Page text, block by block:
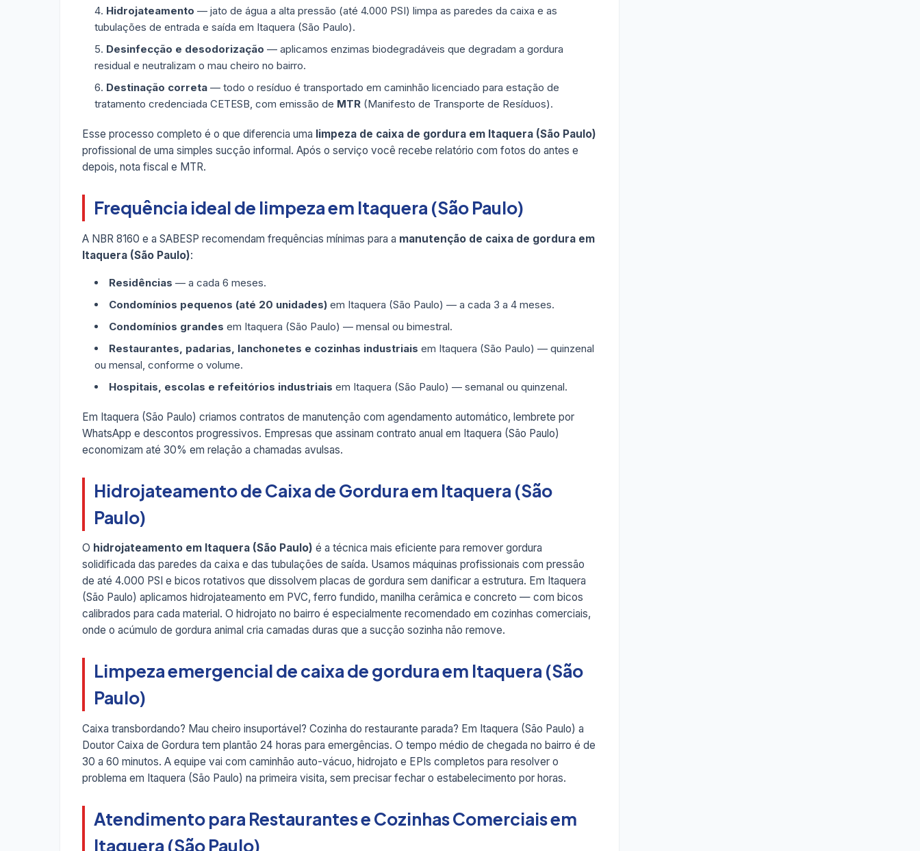
Hidrojateamento — jato de água a alta pressão (até 4.000 PSI) limpa as paredes da caixa e as
tubulações de entrada e saída em Itaquera (São Paulo).
Desinfecção e desodorização — aplicamos enzimas biodegradáveis que degradam a gordura
residual e neutralizam o mau cheiro no bairro.
Destinação correta— todo o resíduo é transportado em caminhão licenciado para estação de
tratamento credenciada CETESB, com emissão de MTR(Manifesto de Transporte de Resíduos).
Esse processo completo é o que diferencia uma limpeza de caixa de gordura em Itaquera (São Paulo)
profissional de uma simples sucção informal. Após o serviço você recebe relatório com fotos do antes e
depois, nota fiscal e MTR.
Frequência ideal de limpeza em Itaquera (São Paulo)
A NBR 8160 e a SABESP recomendam frequências mínimas para a manutenção de caixa de gordura em
Itaquera (São Paulo):
Residências — a cada 6 meses.
Condomínios pequenos (até 20 unidades)em Itaquera (São Paulo) — a cada 3 a 4 meses.
Condomínios grandes em Itaquera (São Paulo) — mensal ou bimestral.
Restaurantes, padarias, lanchonetes e cozinhas industriais em Itaquera (São Paulo) — quinzenal
ou mensal, conforme o volume.
Hospitais, escolas e refeitórios industriais em Itaquera (São Paulo) — semanal ou quinzenal.
Em Itaquera (São Paulo) criamos contratos de manutenção com agendamento automático, lembrete por
WhatsApp e descontos progressivos. Empresas que assinam contrato anual em Itaquera (São Paulo)
economizam até 30% em relação a chamadas avulsas.
Hidrojateamento de Caixa de Gordura em Itaquera (São
Paulo)
O hidrojateamento em Itaquera (São Paulo) é a técnica mais eficiente para remover gordura
solidificada das paredes da caixa e das tubulações de saída. Usamos máquinas profissionais com pressão
de até 4.000 PSI e bicos rotativos que dissolvem placas de gordura sem danificar a estrutura. Em Itaquera
(São Paulo) aplicamos hidrojateamento em PVC, ferro fundido, manilha cerâmica e concreto — com bicos
calibrados para cada material. O hidrojato no bairro é especialmente recomendado em cozinhas comerciais,
onde o acúmulo de gordura animal cria camadas duras que a sucção sozinha não remove.
Limpeza emergencial de caixa de gordura em Itaquera (São
Paulo)
Caixa transbordando? Mau cheiro insuportável? Cozinha do restaurante parada? Em Itaquera (São Paulo) a
Doutor Caixa de Gordura tem plantão 24 horas para emergências. O tempo médio de chegada no bairro é de
30 a 60 minutos. A equipe vai com caminhão auto-vácuo, hidrojato e EPIs completos para resolver o
problema em Itaquera (São Paulo) na primeira visita, sem precisar fechar o estabelecimento por horas.
Atendimento para Restaurantes e Cozinhas Comerciais em
Itaquera (São Paulo)